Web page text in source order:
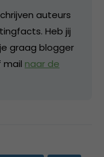
auteurs
Heb jij
graag blogger
mail naar de